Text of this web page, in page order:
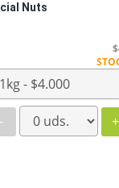
Nuts
- +